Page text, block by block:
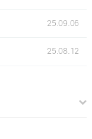
25.09.06
25.08.12